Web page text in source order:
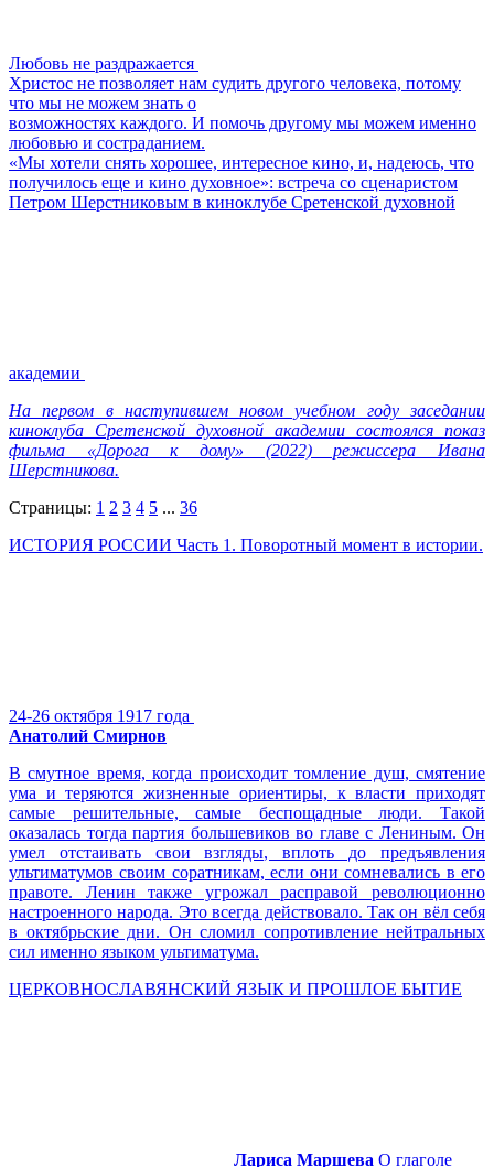
Любовь не раздражается
Христос не позволяет нам судить другого человека, потому
что мы не можем знать о
возможностях каждого. И помочь другому мы можем именно
любовью и состраданием.
«Мы хотели снять хорошее, интересное кино, и, надеюсь, что
получилось еще и кино духовное»: встреча со сценаристом
Петром Шерстниковым в киноклубе Сретенской духовной
академии
На первом в наступившем новом учебном году заседании
киноклуба Сретенской духовной академии состоялся показ
фильма «Дорога к дому» (2022) режиссера Ивана
Шерстникова.
Страницы: 1 2 3 4 5 ... 36
ИСТОРИЯ РОССИИ Часть 1. Поворотный момент в истории.
24-26 октября 1917 года
Анатолий Смирнов
В смутное время, когда происходит томление душ, смятение
ума и теряются жизненные ориентиры, к власти приходят
самые решительные, самые беспощадные люди. Такой
оказалась тогда партия большевиков во главе с Лениным. Он
умел отстаивать свои взгляды, вплоть до предъявления
ультиматумов своим соратникам, если они сомневались в его
правоте. Ленин также угрожал расправой революционно
настроенного народа. Это всегда действовало. Так он вёл себя
в октябрьские дни. Он сломил сопротивление нейтральных
сил именно языком ультиматума.
ЦЕРКОВНОСЛАВЯНСКИЙ ЯЗЫК И ПРОШЛОЕ БЫТИЕ
Лариса Маршева О глаголе